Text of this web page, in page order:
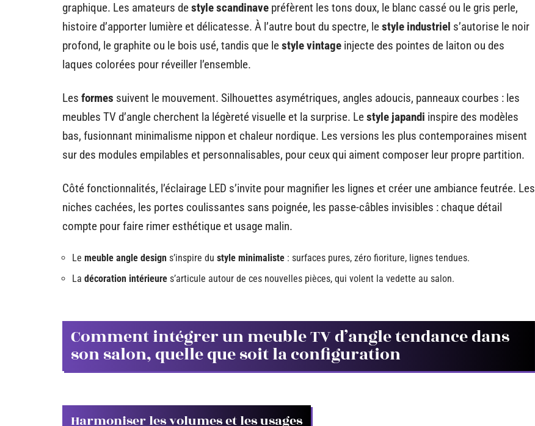
graphique. Les amateurs destyle scandinave préfèrent les tons doux, le blanc cassé ou le gris perle,
histoire d’apporter lumière et délicatesse. À l’autre bout du spectre, lestyle industriel s’autorise le noir
profond, le graphite ou le bois usé, tandis que lestyle vintage injecte des pointes de laiton ou des
laques colorées pour réveiller l’ensemble.
Les formes suivent le mouvement. Silhouettes asymétriques, angles adoucis, panneaux courbes : les
meubles TV d’angle cherchent la légèreté visuelle et la surprise. Lestyle japandi inspire des modèles
bas, fusionnant minimalisme nippon et chaleur nordique. Les versions les plus contemporaines misent
sur des modules empilables et personnalisables, pour ceux qui aiment composer leur propre partition.
Côté fonctionnalités, l’éclairage LED s’invite pour magnifier les lignes et créer une ambiance feutrée. Les
niches cachées, les portes coulissantes sans poignée, les passe-câbles invisibles : chaque détail
compte pour faire rimer esthétique et usage malin.
Le meuble angle design s’inspire du style minimaliste : surfaces pures, zéro fioriture, lignes tendues.
La décoration intérieure s’articule autour de ces nouvelles pièces, qui volent la vedette au salon.
Comment intégrer un meuble TV d’angle tendance dans
son salon, quelle que soit la configuration
Harmoniser les volumes et les usages